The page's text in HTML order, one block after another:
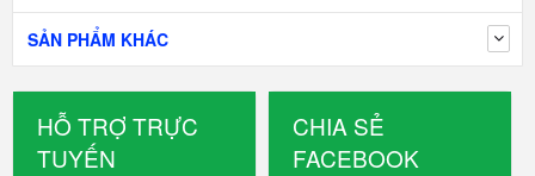
SẢN PHẨM KHÁC
HỖ TRỢ TRỰC
TUYẾN
CHIA SẺ
FACEBOOK